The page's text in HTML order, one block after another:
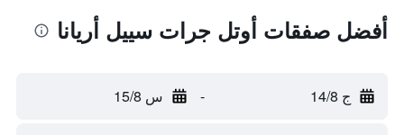
أفضل صفقات أوتل جرات سييل أريانا
ج 14/8 - س 15/8